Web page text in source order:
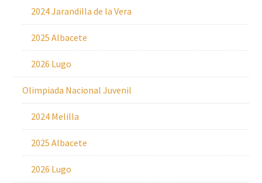
2024 Jarandilla de la Vera
2025 Albacete
2026 Lugo
Olimpiada Nacional Juvenil
2024 Melilla
2025 Albacete
2026 Lugo